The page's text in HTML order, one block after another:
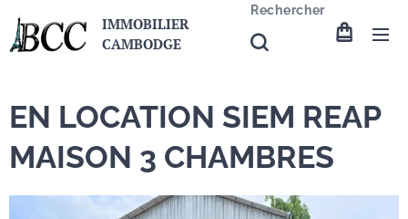
IMMOBILIER
CAMBODGE
Rechercher
EN LOCATION SIEM REAP
MAISON 3 CHAMBRES